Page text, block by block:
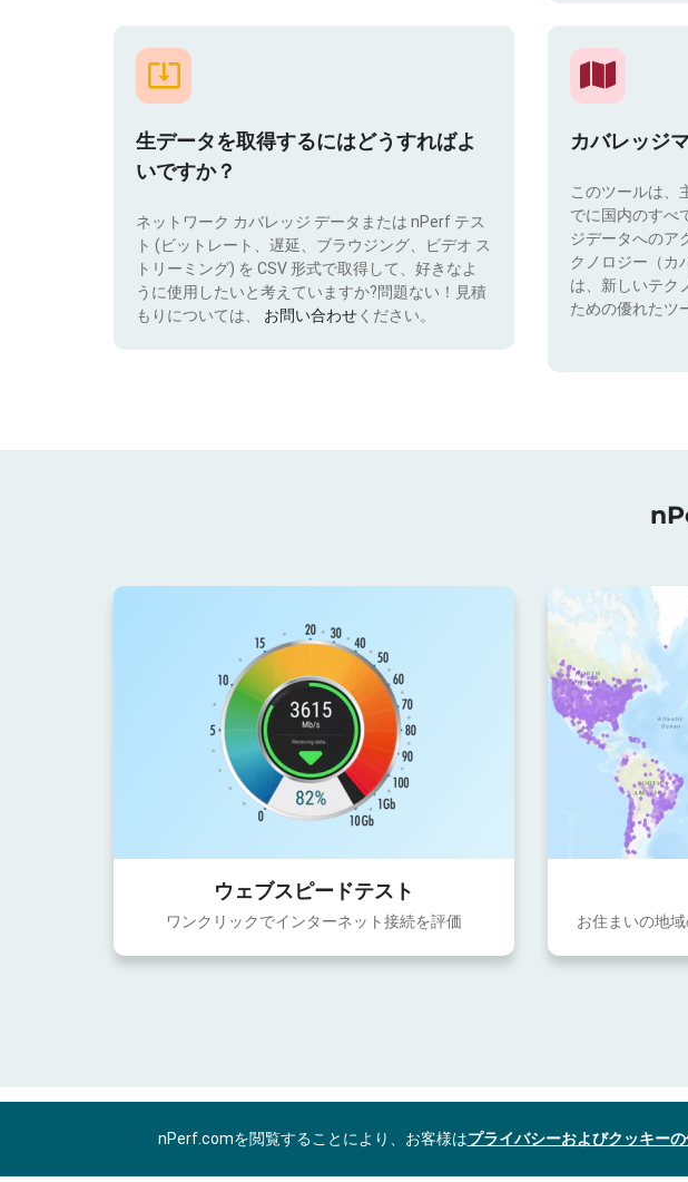
生データを取得するにはどうすればよ
いですか？
ネットワーク カバレッジ データまたは nPerf テス
ト (ビットレート、遅延、ブラウジング、ビデオ ス
トリーミング) を CSV 形式で取得して、好きなよ
うに使用したいと考えていますか?問題ない！見積
もりについては、 お問い合わせください。
カバレッジ
このツールは、
でに国内のすべ
ジデータへのア
クノロジー（カ
は、新しいテク
ための優れたツ
ウェブスピードテスト
ワンクリックでインターネット接続を評価 お住まいの地
nPerf.comを閲覧することにより、お客様はプライバシーおよびクッキー